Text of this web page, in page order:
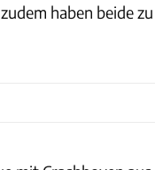
haben beide zu